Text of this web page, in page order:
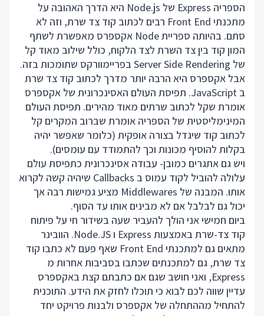
הספריה Express של Node.js היא הדרך האהובה על
מתכנתי Front End רבים לכתוב קוד צד שרת, וזה לא
סתם. בהיותה ספריית Node אקספרס מאפשרת לשתף
המון קוד בין צד השרת לצד הלקוח, כולל שילוב מאוד קל
של Server Side Rendering בפריימוורקס שתומכות בזה.
אבל אקספרס היא הרבה יותר מדרך לכתוב קוד צד שרת
ב JavaScript. תפיסת העולם האסינכרונית של אקספרס
אומרת שקל לכתוב שרתים מאוד מהירים. תפיסת העולם
המינימליסטית של הספריה אומרת שברוב המקרים קל
לכתוב קוד שיגדל בצורה אופקית (כלומר שאפשר יהיה
בקלות להוסיף מכונות וכך להתמודד עם עומסים).
ויש גם אתגרים כמובן- עבודה אסינכרונית כתפיסת עולם
עלולה להוביל לקוד עמוס ב Callbacks שיהיה קשה לקרוא
אותו. המבנה של Middlewares מציע גמישות רבה אך
יכול גם לבלבל אם לא מבינים אותו עד הסוף.
ביום חמישי אני הולך להעביר שעה בשידור חי על פיתוח
קוד צד-שרת באמצעות Express ו Node.JS. הוובינר
מתאים גם למתכנתי Front End שאף פעם לא כתבו קוד
צד שרת, גם למתכנתים שכתבו בסביבות אחרות מ
Express, ואני חושב שגם אם כתבתם קצת באקספרס
עדיין שווה לכם לבוא כי תוכלו לחזק את הידע. התוכנית
להתחיל מההתחלה של אקספרס ולבנות פרויקט יחד